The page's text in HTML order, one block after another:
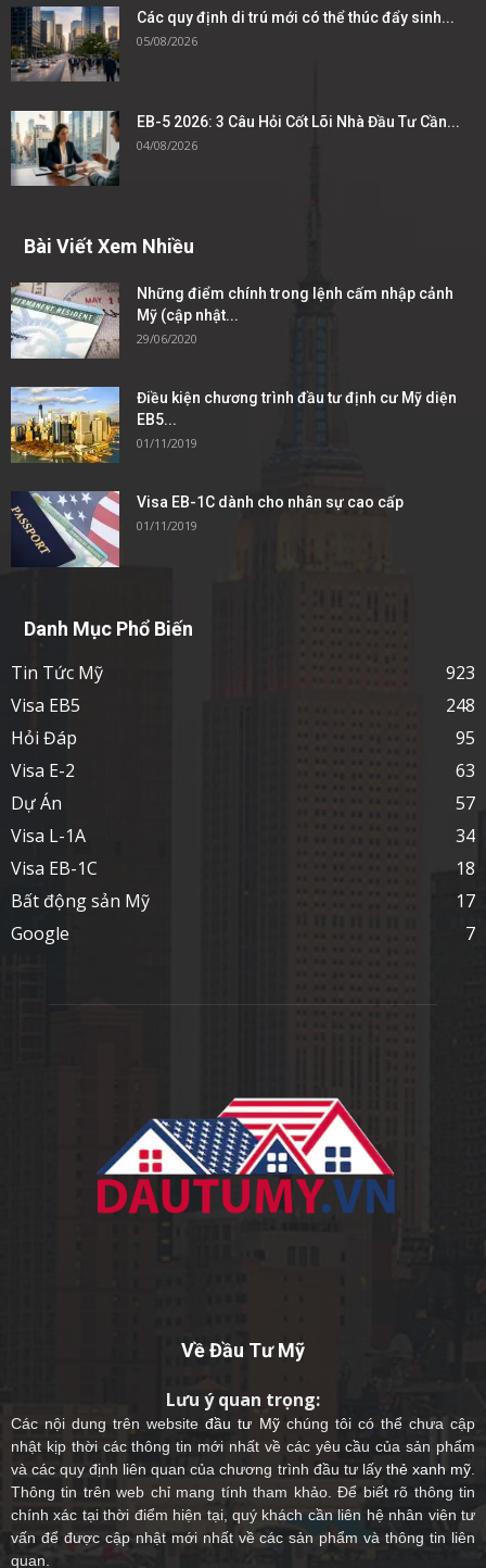
Các quy định di trú mới có thể thúc đẩy sinh...
05/08/2026
EB-5 2026: 3 Câu Hỏi Cốt Lõi Nhà Đầu Tư Cần...
04/08/2026
Bài Viết Xem Nhiều
Những điểm chính trong lệnh cấm nhập cảnh
Mỹ (cập nhật...
29/06/2020
Điều kiện chương trình đầu tư định cư Mỹ diện
EB5...
01/11/2019
Visa EB-1C dành cho nhân sự cao cấp
01/11/2019
Danh Mục Phổ Biến
Tin Tức Mỹ
923
Visa EB5
248
Hỏi Đáp
95
Visa E-2
63
Dự Án
57
Visa L-1A
34
Visa EB-1C
18
Bất động sản Mỹ
17
Google
7
Về Đầu Tư Mỹ
Lưu ý quan trọng:
Các nội dung trên websiteđầu tư Mỹchúng tôi có thể chưa cập
nhật kịp thời các thông tin mới nhất về các yêu cầu của sản phẩm
và các quy định liên quan của chương trình đầu tư lấy thẻ xanh mỹ
Thông tin trên web chỉ mang tính tham khảo. Để biết rõ thông tin
chính xác tại thời điểm hiện tại, quý khách cần liên hệ nhân viên tư
vấn để được cập nhật mới nhất về các sản phẩm và thông tin liên
quan.